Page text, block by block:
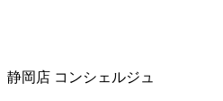
静岡店 コンシェルジュ